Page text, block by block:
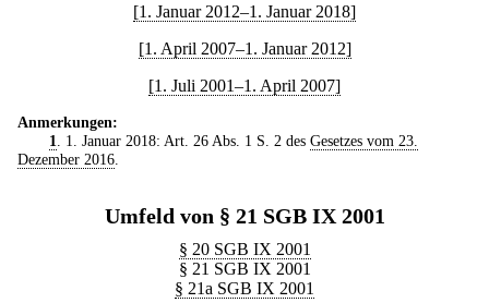
[1. Januar 2012–1. Januar 2018]
[1. April 2007–1. Januar 2012]
[1. Juli 2001–1. April 2007]
Anmerkungen:
1
. 1. Januar 2018: Art. 26 Abs. 1 S. 2 des Gesetzes vom 23.
Dezember 2016
Umfeld von § 21 SGB IX 2001
§ 20 SGB IX 2001
§ 21 SGB IX 2001
§ 21a SGB IX 2001